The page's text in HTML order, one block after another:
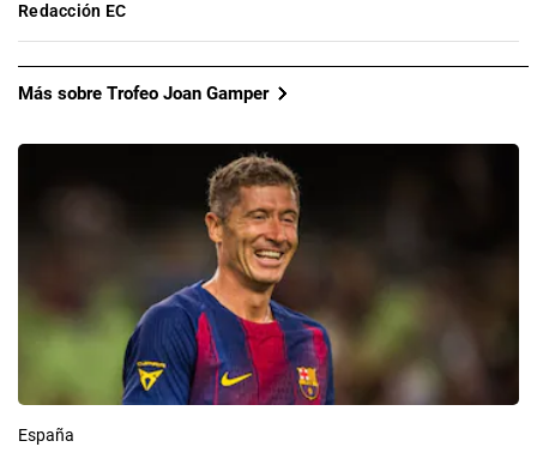
Redacción EC
Más sobre Trofeo Joan Gamper
España